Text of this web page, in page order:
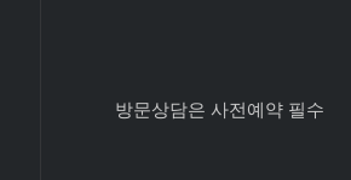
방문상담은 사전예약 필수